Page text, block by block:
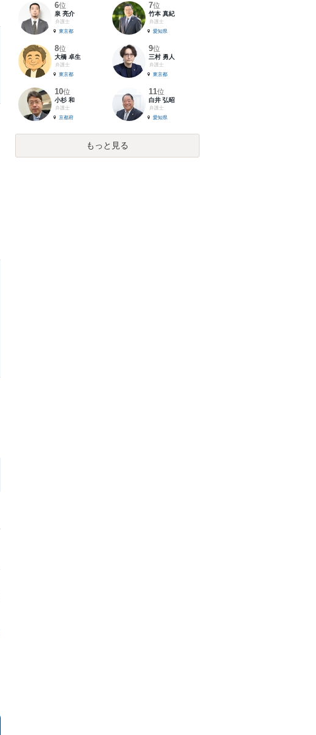
6位
泉 亮介
弁護士
東京都
7位
竹本 真紀
弁護士
愛知県
8位
大橋 卓生
弁護士
東京都
9位
三村 勇人
弁護士
東京都
10位
小杉 和
弁護士
京都府
11位
白井 弘昭
弁護士
愛知県
もっと見る